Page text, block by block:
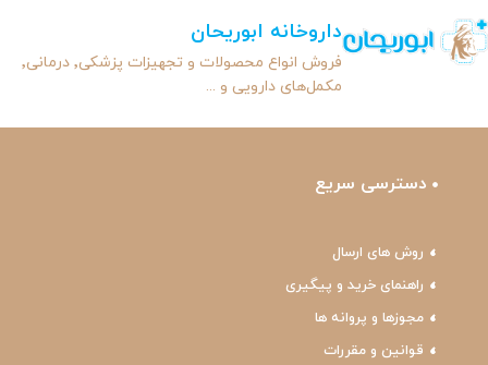
داروخانه ابوریحان
فروش انواع محصولات و تجهیزات پزشکی٬ درمانی٬
مکمل‌های دارویی و ...
دسترسی سریع
روش های ارسال
راهنمای خرید و پیگیری
مجوزها و پروانه ها
قوانین و مقررات